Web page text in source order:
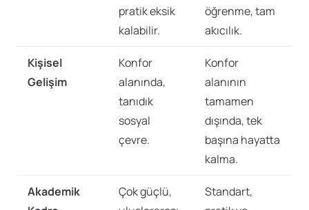
pratik eksik
kalabilir.
öğrenme, tam
akıcılık.
Kişisel
Gelişim
Konfor
alanında,
tanıdık
sosyal
çevre.
Konfor
alanının
tamamen
dışında, tek
başına hayatta
kalma.
Akademik
Çok güçlü,
Standart,